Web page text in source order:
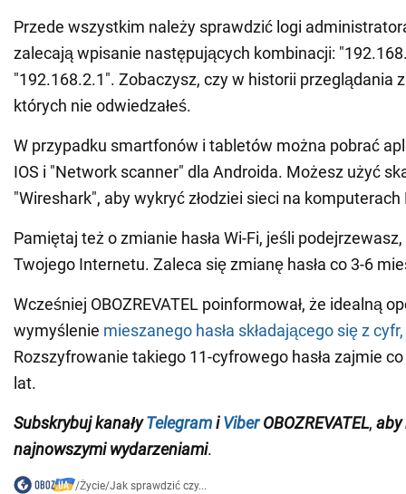
Przede wszystkim należy sprawdzić logi
zalecają wpisanie następujących kombinacji:
"192.168.2.1". Zobaczysz, czy w historii przeglądania
których nie odwiedzałeś.
W przypadku smartfonów i tabletów można pobrać
IOS i "Network scanner" dla Androida. Możesz użyć
"Wireshark", aby wykryć złodziei sieci na komputerach
Pamiętaj też o zmianie hasła Wi-Fi, jeśli
Twojego Internetu. Zaleca się zmianę hasła co 3-6
Wcześniej OBOZREVATEL poinformował, że idealną
wymyślenie mieszanego hasła składającego się z
Rozszyfrowanie takiego 11-cyfrowego hasła zajmie
lat.
Subskrybuj kanały Telegrami Viber OBOZREVATEL, aby
najnowszymi wydarzeniami.
/Życie/Jak sprawdzić czy...